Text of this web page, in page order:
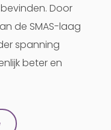
Door
de SMAS-laag
spanning
beter en